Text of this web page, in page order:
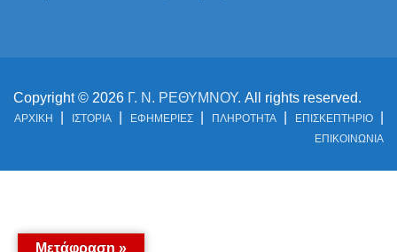
Copyright © 2026 Γ. Ν. ΡΕΘΥΜΝΟΥ. All rights reserved.
ΑΡΧΙΚΗ ΙΣΤΟΡΙΑ ΕΦΗΜΕΡΙΕΣ ΠΛΗΡΟΤΗΤΑ
ΕΠΙΣΚΕΠΤΗΡΙΟ
ΕΠΙΚΟΙΝΩΝΙΑ
Μετάφραση »